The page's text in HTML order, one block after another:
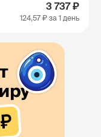
3 737 ₽
124,57 ₽ за 1 день